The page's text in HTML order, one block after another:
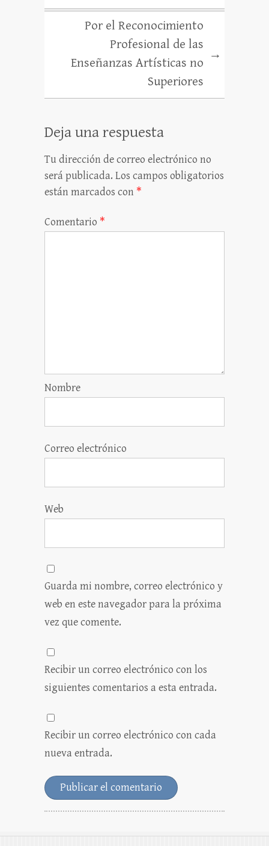
Por el Reconocimiento
Profesional de las
Enseñanzas Artísticas no
Superiores
→
Deja una respuesta
Tu dirección de correo electrónico no
será publicada. Los campos obligatorios
están marcados con *
Comentario *
Nombre
Correo electrónico
Web
Guarda mi nombre, correo electrónico y
web en este navegador para la próxima
vez que comente.
Recibir un correo electrónico con los
siguientes comentarios a esta entrada.
Recibir un correo electrónico con cada
nueva entrada.